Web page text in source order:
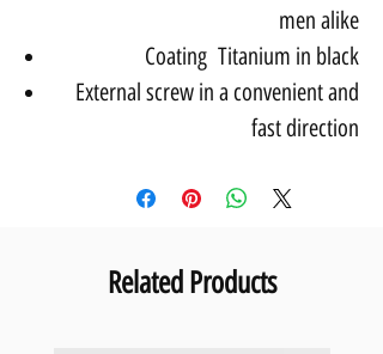
men alike
Coating Titanium in black
External screw in a convenient and
fast direction
Related Products